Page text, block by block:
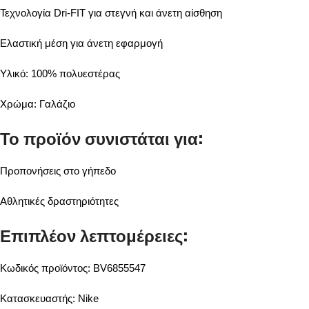
Τεχνολογία Dri-FIT για στεγνή και άνετη αίσθηση
Ελαστική μέση για άνετη εφαρμογή
Υλικό: 100% πολυεστέρας
Χρώμα: Γαλάζιο
Το προϊόν συνιστάται για:
Προπονήσεις στο γήπεδο
Αθλητικές δραστηριότητες
Επιπλέον λεπτομέρειες:
Κωδικός προϊόντος: BV6855547
Κατασκευαστής: Nike